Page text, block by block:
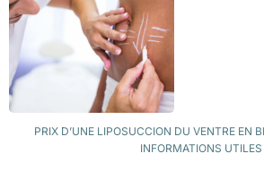
PRIX D’UNE LIPOSUCCION DU VENTRE EN
INFORMATIONS UTILES